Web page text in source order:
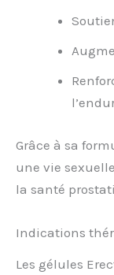
Grâce à sa
une vie
la santé
Indications
Les gélules